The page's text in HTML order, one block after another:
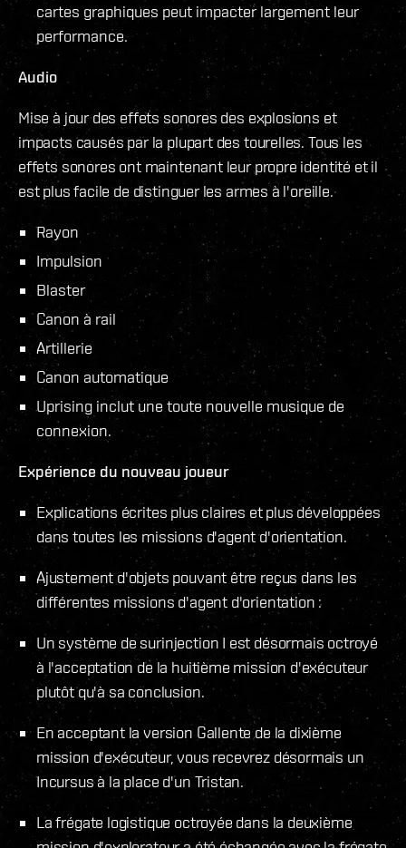
cartes graphiques peut impacter largement leur
performance.
Audio
Mise à jour des effets sonores des explosions et
impacts causés par la plupart des tourelles. Tous les
effets sonores ont maintenant leur propre identité et il
est plus facile de distinguer les armes à l'oreille.
Rayon
Impulsion
Blaster
Canon à rail
Artillerie
Canon automatique
Uprising inclut une toute nouvelle musique de
connexion.
Expérience du nouveau joueur
Explications écrites plus claires et plus développées
dans toutes les missions d'agent d'orientation.
Ajustement d'objets pouvant être reçus dans les
différentes missions d'agent d'orientation :
Un système de surinjection I est désormais octroyé
à l'acceptation de la huitième mission d'exécuteur
plutôt qu'à sa conclusion.
En acceptant la version Gallente de la dixième
mission d'exécuteur, vous recevrez désormais un
Incursus à la place d'un Tristan.
La frégate logistique octroyée dans la deuxième